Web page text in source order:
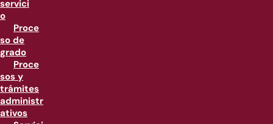
servici
o
Proce
so de
grado
Proce
sos y
trámites
administr
ativos